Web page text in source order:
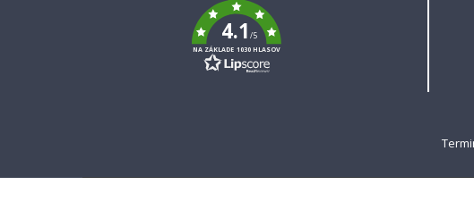
k
4.1/5
NA ZÁKLADE 1030 HLASOV